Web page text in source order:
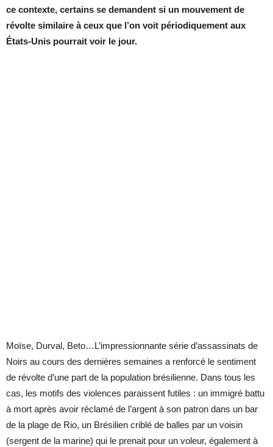
ce contexte, certains se demandent si un mouvement de
révolte similaire à ceux que l’on voit périodiquement aux
États-Unis pourrait voir le jour.
Moïse, Durval, Beto…L’impressionnante série d’assassinats de
Noirs au cours des dernières semaines a renforcé le sentiment
de révolte d’une part de la population brésilienne. Dans tous les
cas, les motifs des violences paraissent futiles : un immigré battu
à mort après avoir réclamé de l’argent à son patron dans un bar
de la plage de Rio, un Brésilien criblé de balles par un voisin
(sergent de la marine) qui le prenait pour un voleur, également à